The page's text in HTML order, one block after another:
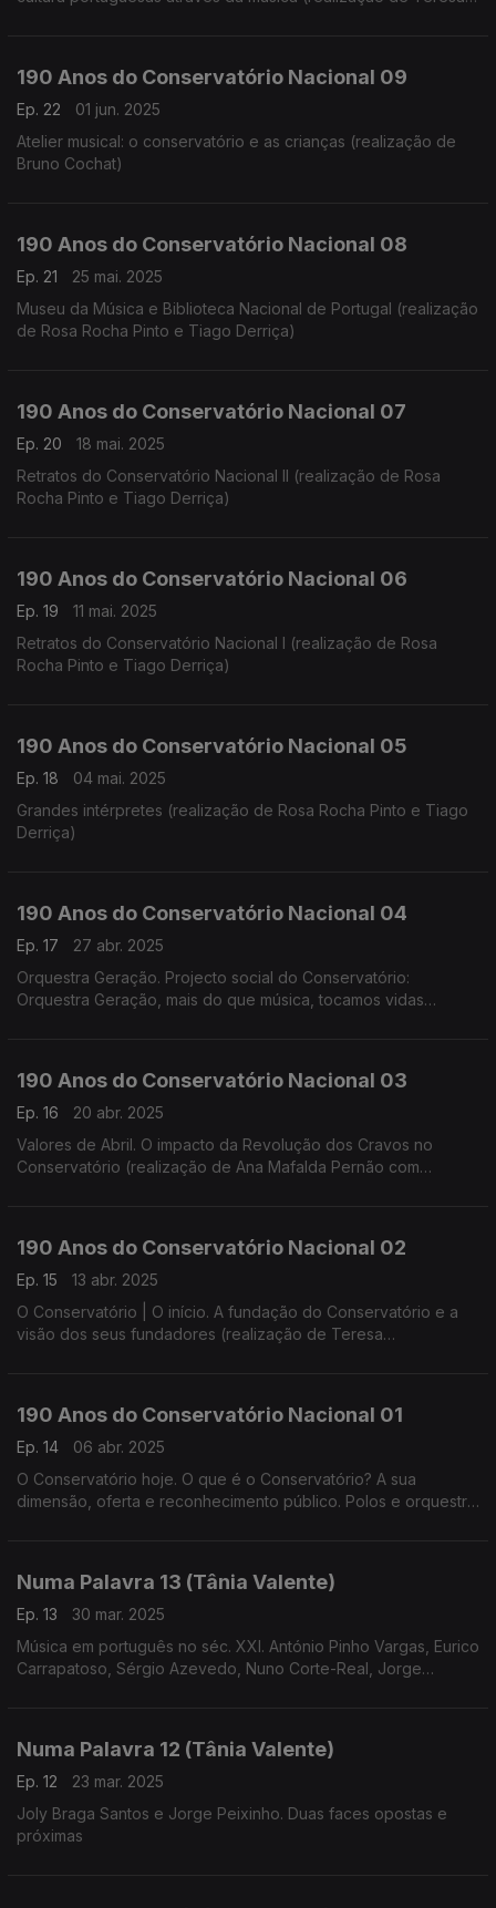
190 Anos do Conservatório Nacional 09
Ep. 22
01 jun. 2025
Atelier musical: o conservatório e as crianças (realização de
Bruno Cochat)
190 Anos do Conservatório Nacional 08
Ep. 21
25 mai. 2025
Museu da Música e Biblioteca Nacional de Portugal (realização
de Rosa Rocha Pinto e Tiago Derriça)
190 Anos do Conservatório Nacional 07
Ep. 20
18 mai. 2025
Retratos do Conservatório Nacional II (realização de Rosa
Rocha Pinto e Tiago Derriça)
190 Anos do Conservatório Nacional 06
Ep. 19
11 mai. 2025
Retratos do Conservatório Nacional I (realização de Rosa
Rocha Pinto e Tiago Derriça)
190 Anos do Conservatório Nacional 05
Ep. 18
04 mai. 2025
Grandes intérpretes (realização de Rosa Rocha Pinto e Tiago
Derriça)
190 Anos do Conservatório Nacional 04
Ep. 17
27 abr. 2025
Orquestra Geração. Projecto social do Conservatório:
Orquestra Geração, mais do que música, tocamos vidas
190 Anos do Conservatório Nacional 03
Ep. 16
20 abr. 2025
Valores de Abril. O impacto da Revolução dos Cravos no
Conservatório (realização de Ana Mafalda Pernão com
190 Anos do Conservatório Nacional 02
Ep. 15
13 abr. 2025
O Conservatório | O início. A fundação do Conservatório e a
visão dos seus fundadores (realização de Teresa
190 Anos do Conservatório Nacional 01
Ep. 14
06 abr. 2025
O Conservatório hoje. O que é o Conservatório? A sua
dimensão, oferta e reconhecimento público. Polos e orquestra
Numa Palavra 13 (Tânia Valente)
Ep. 13
30 mar. 2025
Música em português no séc. XXI. António Pinho Vargas, Eurico
Carrapatoso, Sérgio Azevedo, Nuno Corte-Real, Jorge
Numa Palavra 12 (Tânia Valente)
Ep. 12
23 mar. 2025
Joly Braga Santos e Jorge Peixinho. Duas faces opostas e
próximas